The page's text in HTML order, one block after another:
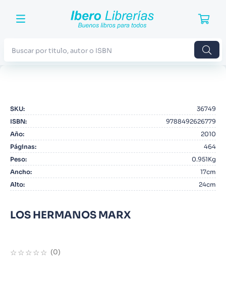
SKU:
36749
ISBN:
9788492626779
Año:
2010
Páginas:
464
Peso:
0.951Kg
Ancho:
17cm
Alto: 24cm
LOS HERMANOS MARX
☆☆☆☆☆ (0)
2. Blue Lock
3.
4. Odisea
5. Manga
6.
8 .
Noches Blancas
10. Infantil